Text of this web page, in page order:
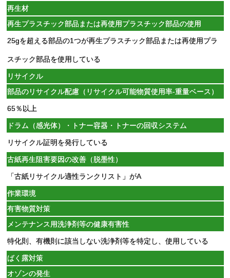
再生材
再生プラスチック部品または再使用プラスチック部品の使用
25gを超える部品の1つが再生プラスチック部品または再使用プラ
スチック部品を使用している
リサイクル
部品のリサイクル配慮（リサイクル可能物質使用率-重量ベース）
65％以上
ドラム（感光体）・トナー容器・トナーの回収システム
リサイクル証明を発行している
古紙再生阻害要因の改善（脱墨性）
「古紙リサイクル適性ランクリスト」がA
作業環境
有害物質対策
メンテナンス用洗浄剤等の健康有害性
特化則、有機則に該当しない洗浄剤等を特定し、使用している
ばく露対策
オゾンの発生